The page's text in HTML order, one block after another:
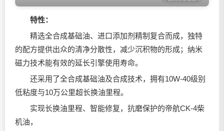
特性：
精选全合成基础油、进口添加剂精制复合而成，独特
的配方提供出众的清净分散性，减少沉积物的形成；纳米
磁力技术能有效的延长引擎使用寿命。
还采用了全合成基础油及合成技术，拥有10W-40级别
低粘度与10万公里超长换油里程。
实现长换油里程、智能修复，抗磨保护的帝航CK-4柴
机油，